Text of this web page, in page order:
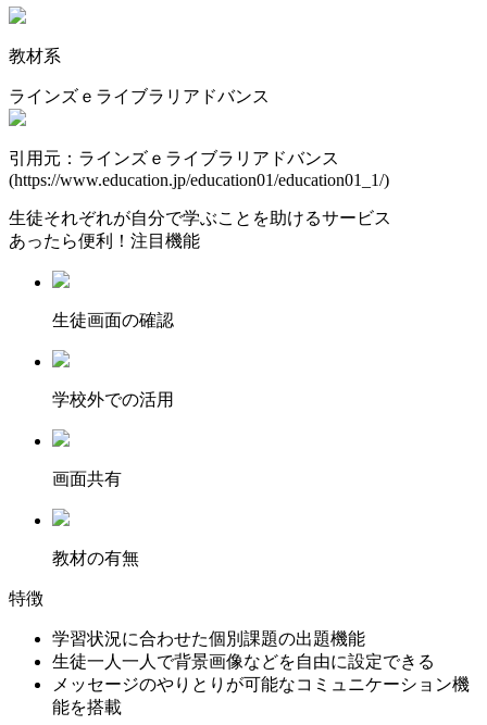
教材系
ラインズｅライブラリアドバンス
引用元：ラインズｅライブラリアドバンス
(https://www.education.jp/education01/education01_1/)
生徒それぞれが自分で学ぶことを助けるサービス
あったら便利！注目機能
⽣徒画⾯の確認
学校外での活用
画面共有
教材の有無
特徴
学習状況に合わせた個別課題の出題機能
生徒一人一人で背景画像などを自由に設定できる
メッセージのやりとりが可能なコミュニケーション機
能を搭載